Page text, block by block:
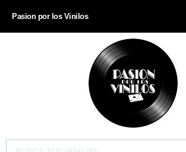
Pasion por los Vinilos